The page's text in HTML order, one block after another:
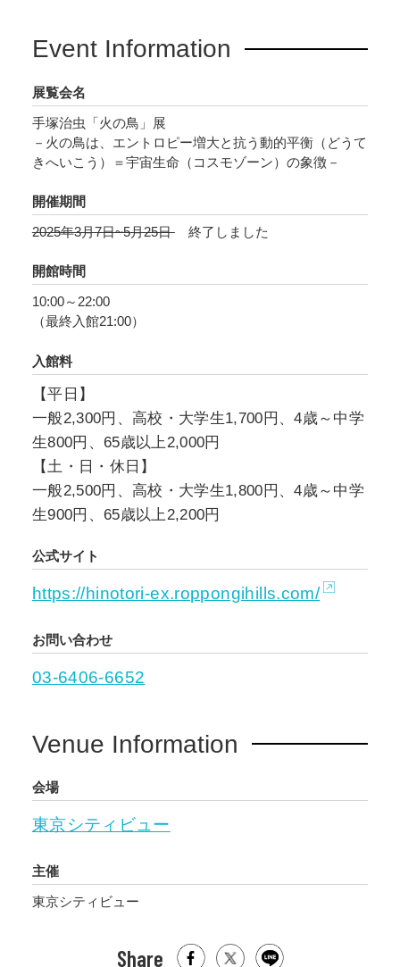
り、30年以上の長きにわたって執筆された壮大
な叙事詩を読み解きます。さらに、本展のキー
ビジュアルは、グラフィックデザイナー・佐藤
卓氏が担当。時空を超えて存在する超生命体“火
の鳥”を中心に、赤と黒を基調としたインパクト
のあるデザインです。
『火の鳥』の連載開始から70年が経過した今、
点から『火の鳥』の物語構造を読み解き、手塚
にか」という問いの答えを探求します。
Event Information
展覧会名
手塚治虫「火の鳥」展
－火の鳥は、エントロピー増大と抗う動的平衡（どうて
きへいこう）＝宇宙生命（コスモゾーン）の象徴－
開催期間
2025年3月7日~5月25日
終了しました
開館時間
10:00～22:00
（最終入館21:00）
入館料
【平日】
一般2,300円、高校・大学生1,700円、4歳～中学
生800円、65歳以上2,000円
【土・日・休日】
一般2,500円、高校・大学生1,800円、4歳～中学
生900円、65歳以上2,200円
公式サイト
https://hinotori-ex.roppongihills.com/
お問い合わせ
03-6406-6652
Venue Information
会場
東京シティビュー
主催
東京シティビュー
Share